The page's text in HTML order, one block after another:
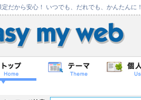
定だから安心！ いつでも、だれでも、かんたんに！